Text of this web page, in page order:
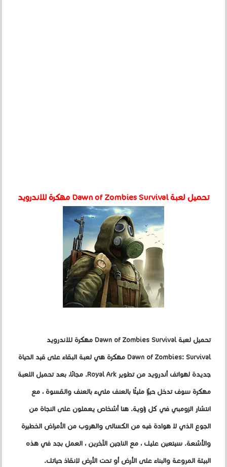
تحميل لعبة Dawn of Zombies Survival مهكرة للاندرويد
تحميل لعبة Dawn of Zombies Survival مهكرة للاندرويد
Dawn of Zombies: Survival مهكرة هي لعبة البقاء على قيد الحياة
جديدة لهواتف أندرويد من تطوير Royal Ark. مجانًا، بعد تحميل اللعبة
مهكرة سوف تدخل حيزًا مليئًا بالعنف مليء بالعنف والقسوة ، مع
انتشار الزومبي في كل زاوية. هنا أشخاص يعملون على النجاة من
الجوع الذي لا هوادة فيه من الكسالى والهروب من الأمراض الخطيرة
والأشعة. سيتعين عليك ، مع الناجين الآخرين ، العمل بجد في هذه
البيئة المروعة والبناء على الأرض أو تحت الأرض لإنقاذ حياتك.